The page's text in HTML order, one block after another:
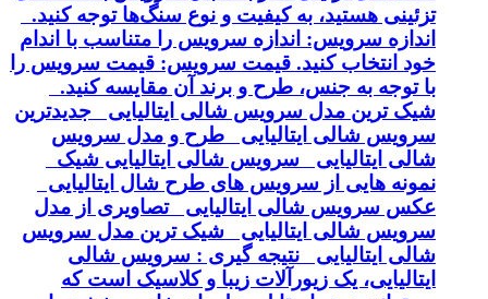
تزئینی هستید، به کیفیت و نوع سنگ‌ها توجه کنید.
اندازه سرویس: اندازه سرویس را متناسب با اندام
خود انتخاب کنید. قیمت سرویس: قیمت سرویس را
با توجه به جنس، طرح و برند آن مقایسه کنید.
شیک ترین مدل سرویس شالی ایتالیایی جدیدترین
سرویس شالی ایتالیایی طرح و مدل سرویس
شالی ایتالیایی سرویس شالی ایتالیایی شیک
نمونه هایی از سرویس های طرح شال ایتالیایی
عکس سرویس شالی ایتالیایی تصاویری از مدل
سرویس شالی ایتالیایی شیک ترین مدل سرویس
شالی ایتالیایی نتیجه گیری : سرویس شالی
ایتالیایی، یک زیورآلات زیبا و کلاسیک است که